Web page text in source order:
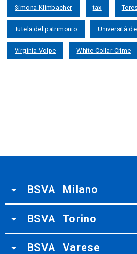
Simona Klimbacher tax
Tutela del patrimonio Università
Virginia Volpe White Collar Crime
BSVA Milano
BSVA Torino
BSVA Varese